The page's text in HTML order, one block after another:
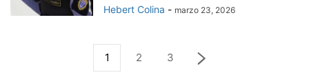
Hebert Colina - marzo 23, 2026
1 2 3